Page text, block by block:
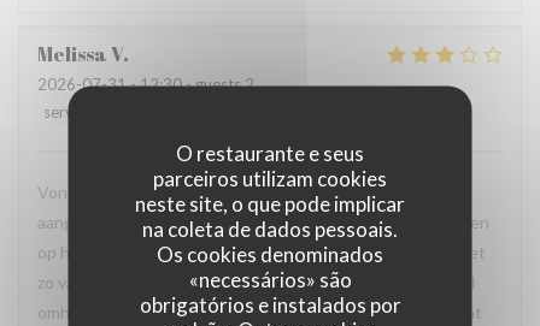
O restaurante e seus
parceiros utilizam cookies
neste site, o que pode implicar
na coleta de dados pessoais.
Os cookies denominados
«necessários» são
obrigatórios e instalados por
MelissaV
2026-07-31- 12:30 - guests 2
service
Vond de bediening matig, duurde 15 min voordat we
aangesproken werden voor iets te eten terwijl we al drinken
op hadden en de kaart al hadden gezien. Ik vond dat we niet
zo vanuit de bediening zelf gezien werden. Moest me hand
omhoog doen wilde iemand naar onze tafel komen. Vind dat